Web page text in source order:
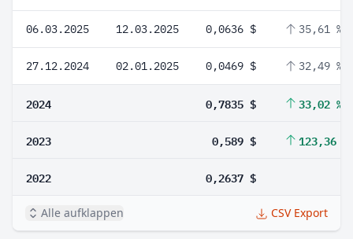
06.03.2025 12.03.2025 0,0636 $ 35,61 %
27.12.2024 02.01.2025 0,0469 $ 32,49 %
2024 0,7835 $ 33,02 %
2023 0,589 $ 123,36 %
2022 0,2637 $
Alle aufklappen CSV Export